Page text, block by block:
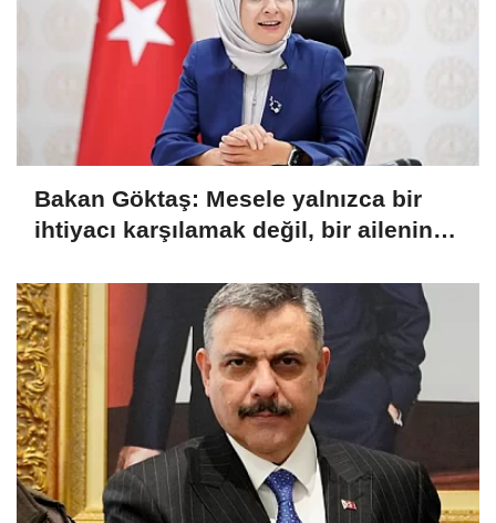
Bakan Göktaş: Mesele yalnızca bir
ihtiyacı karşılamak değil, bir ailenin